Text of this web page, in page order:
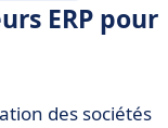
ERP pour
des sociétés